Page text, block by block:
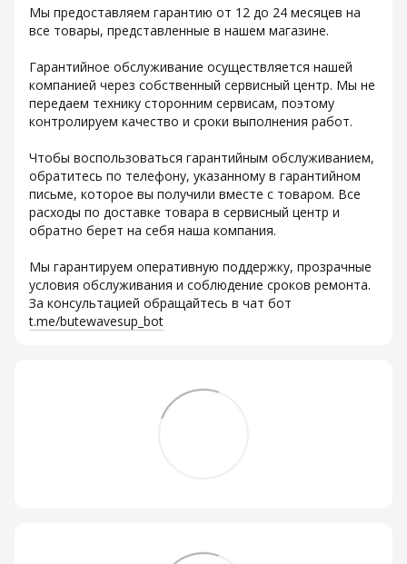
Мы предоставляем гарантию от 12 до 24 месяцев на
все товары, представленные в нашем магазине.
Гарантийное обслуживание осуществляется нашей
компанией через собственный сервисный центр. Мы не
передаем технику сторонним сервисам, поэтому
контролируем качество и сроки выполнения работ.
Чтобы воспользоваться гарантийным обслуживанием,
обратитесь по телефону, указанному в гарантийном
письме, которое вы получили вместе с товаром. Все
расходы по доставке товара в сервисный центр и
обратно берет на себя наша компания.
Мы гарантируем оперативную поддержку, прозрачные
условия обслуживания и соблюдение сроков ремонта.
За консультацией обращайтесь в чат бот
t.me/butewavesup_bot